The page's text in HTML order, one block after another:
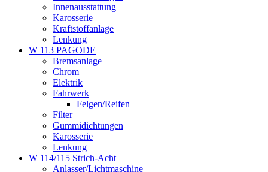
Innenausstattung
Karosserie
Kraftstoffanlage
Lenkung
W 113 PAGODE
Bremsanlage
Chrom
Elektrik
Fahrwerk
Felgen/Reifen
Filter
Gummidichtungen
Karosserie
Lenkung
W 114/115 Strich-Acht
Anlasser/Lichtmaschine